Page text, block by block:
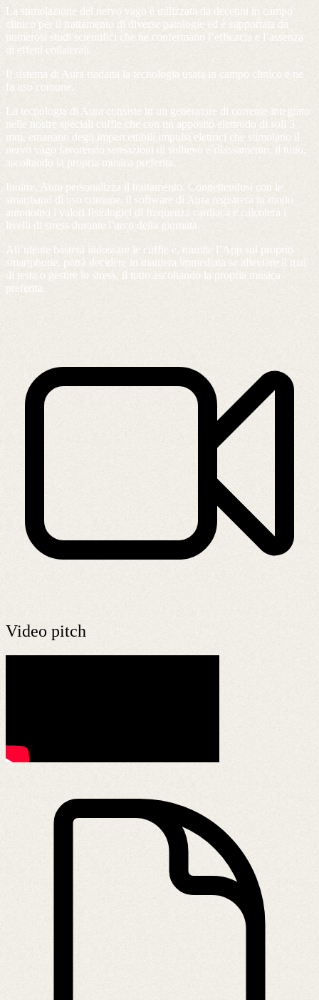
La stimolazione del nervo vago è utilizzata da decenni in campo
clinico per il trattamento di diverse patologie ed è supportata da
numerosi studi scientifici che ne confermano l’efficacia e l’assenza
di effetti collaterali.
Il sistema di Aura riadatta la tecnologia usata in campo clinico e ne
fa uso comune.
La tecnologia di Aura consiste in un generatore di corrente integrato
nelle nostre speciali cuffie che con un apposito elettrodo di soli 3
mm, emanano degli impercettibili impulsi elettrici che stimolano il
nervo vago favorendo sensazioni di sollievo e rilassamento, il tutto,
ascoltando la propria musica preferita.
Inoltre, Aura personalizza il trattamento. Connettendosi con le
smartband di uso comune, il software di Aura registrerà in modo
autonomo i valori fisiologici di frequenza cardiaca e calcolerà i
livelli di stress durante l’arco della giornata.
All’utente basterà indossare le cuffie e, tramite l’App sul proprio
smartphone, potrà decidere in maniera immediata se alleviare il mal
di testa o gestire lo stress, il tutto ascoltando la propria musica
preferita.
Video pitch